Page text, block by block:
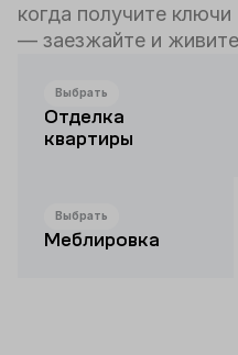
когда получите ключи
— заезжайте и
Выбрать
Отделка
квартиры
Выбрать
Меблировка